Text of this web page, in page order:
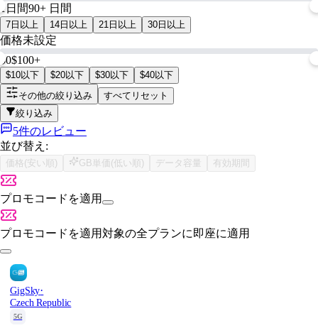
1日間90+ 日間
7日以上 14日以上 21日以上 30日以上
価格未設定
$0$100+
$10以下 $20以下 $30以下
$40以下
その他の絞り込み
すべてリセット
絞り込み
5件のレビュー
並び替え:
価格(安い順) GB単価(低い順) データ容量 有効期間
プロモコードを適用
プロモコードを適用対象の全プランに即座に適用
GigSky·
Czech Republic
5G